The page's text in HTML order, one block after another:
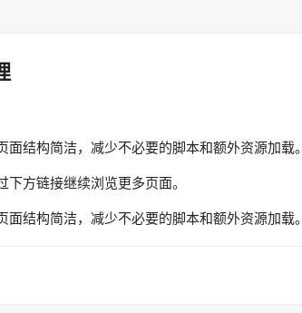
结构简洁，减少不必要的脚本和额外资源加载。
方链接继续浏览更多页面。
结构简洁，减少不必要的脚本和额外资源加载。